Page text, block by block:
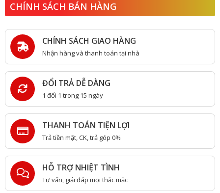
CHÍNH SÁCH BÁN HÀNG
CHÍNH SÁCH GIAO HÀNG
Nhận hàng và thanh toán tại nhà
ĐỔI TRẢ DỄ DÀNG
1 đổi 1 trong 15 ngày
THANH TOÁN TIỆN LỢI
Trả tiền mặt, CK, trả góp 0%
HỖ TRỢ NHIỆT TÌNH
Tư vấn, giải đáp mọi thắc mắc